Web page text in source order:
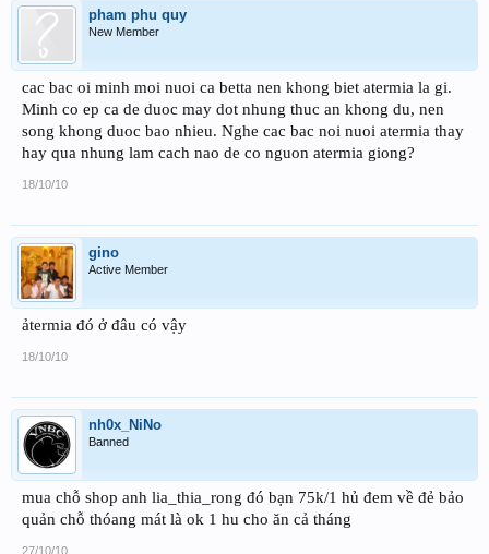
pham phu quy
New Member
cac bac oi minh moi nuoi ca betta nen khong biet atermia la gi.
Minh co ep ca de duoc may dot nhung thuc an khong du, nen
song khong duoc bao nhieu. Nghe cac bac noi nuoi atermia thay
hay qua nhung lam cach nao de co nguon atermia giong?
18/10/10
gino
Active Member
ảtermia đó ở đâu có vậy
18/10/10
nh0x_NiNo
Banned
mua chỗ shop anh lia_thia_rong đó bạn 75k/1 hủ đem về đẻ bảo
quản chỗ thóang mát là ok 1 hu cho ăn cả tháng
27/10/10